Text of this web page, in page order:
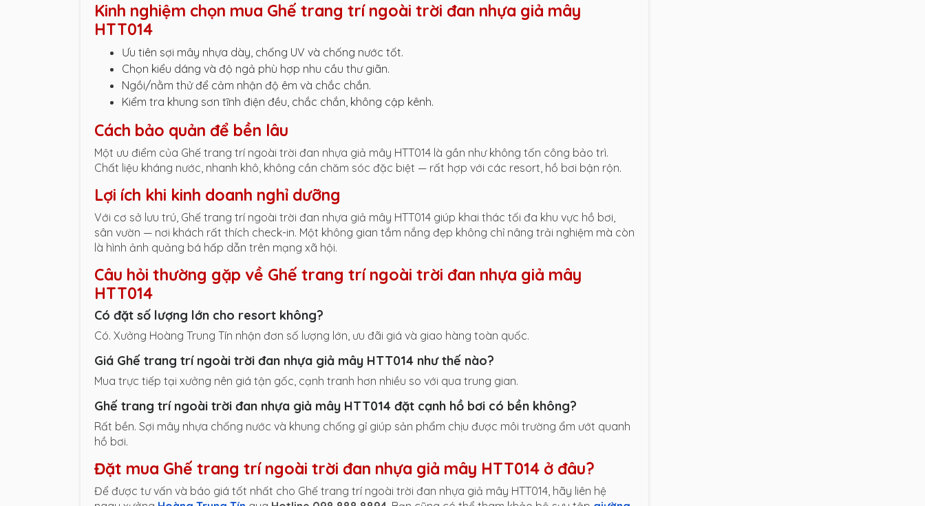
Kinh nghiệm chọn mua Ghế trang trí ngoài trời đan nhựa giả mây
HTT014
Ưu tiên sợi mây nhựa dày, chống UV và chống nước tốt.
Chọn kiểu dáng và độ ngả phù hợp nhu cầu thư giãn.
Ngồi/nằm thử để cảm nhận độ êm và chắc chắn.
Kiểm tra khung sơn tĩnh điện đều, chắc chắn, không cập kênh.
Cách bảo quản để bền lâu
Một ưu điểm của Ghế trang trí ngoài trời đan nhựa giả mây HTT014 là gần như không tốn công bảo trì.
Chất liệu kháng nước, nhanh khô, không cần chăm sóc đặc biệt — rất hợp với các resort, hồ bơi bận rộn.
Lợi ích khi kinh doanh nghỉ dưỡng
Với cơ sở lưu trú, Ghế trang trí ngoài trời đan nhựa giả mây HTT014 giúp khai thác tối đa khu vực hồ bơi,
sân vườn — nơi khách rất thích check-in. Một không gian tắm nắng đẹp không chỉ nâng trải nghiệm mà còn
là hình ảnh quảng bá hấp dẫn trên mạng xã hội.
Câu hỏi thường gặp về Ghế trang trí ngoài trời đan nhựa giả mây
HTT014
Có đặt số lượng lớn cho resort không?
Có. Xưởng Hoàng Trung Tín nhận đơn số lượng lớn, ưu đãi giá và giao hàng toàn quốc.
Giá Ghế trang trí ngoài trời đan nhựa giả mây HTT014 như thế nào?
Mua trực tiếp tại xưởng nên giá tận gốc, cạnh tranh hơn nhiều so với qua trung gian.
Ghế trang trí ngoài trời đan nhựa giả mây HTT014 đặt cạnh hồ bơi có bền không?
Rất bền. Sợi mây nhựa chống nước và khung chống gỉ giúp sản phẩm chịu được môi trường ẩm ướt quanh
hồ bơi.
Đặt mua Ghế trang trí ngoài trời đan nhựa giả mây HTT014 ở đâu?
Để được tư vấn và báo giá tốt nhất cho Ghế trang trí ngoài trời đan nhựa giả mây HTT014, hãy liên hệ